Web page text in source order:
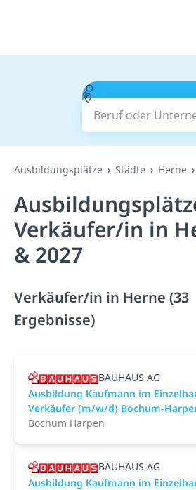
Beruf oder
Ausbildungsplätze Städte Herne
Verkäufer/in in
& 2027
Verkäufer/in in Herne (33
Ergebnisse)
BAUHAUS AG
Ausbildung Kaufmann im
Verkäufer (m/w/d) Bochum-
Bochum Harpen
BAUHAUS AG
Ausbildung Kaufmann im